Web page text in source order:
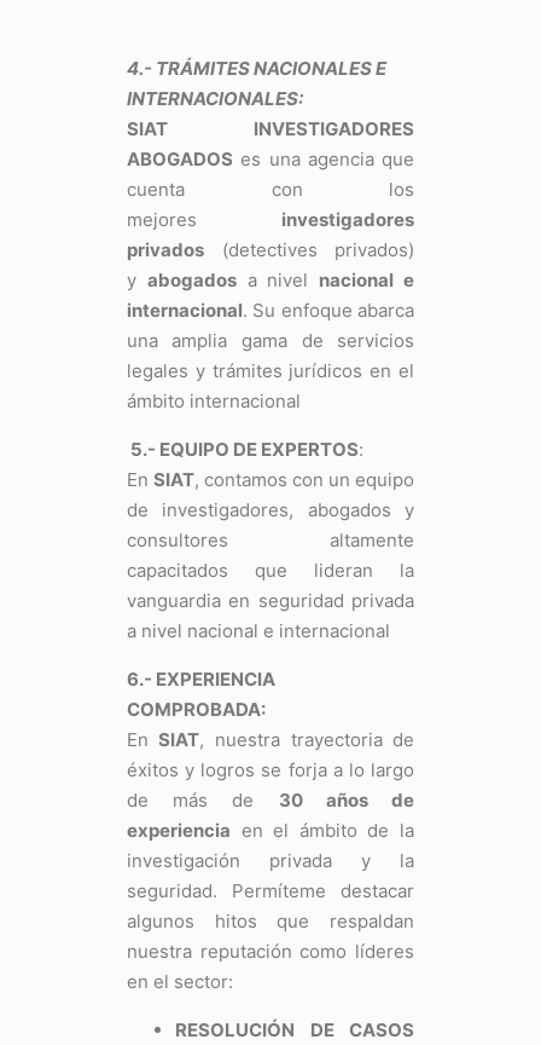
4.- TRÁMITES NACIONALES E
INTERNACIONALES:
SIAT INVESTIGADORES
ABOGADOS es una agencia que
cuenta con los
mejores investigadores
privados(detectives privados)
y abogadosa nivel nacional e
internacional. Su enfoque abarca
una amplia gama de servicios
legales y trámites jurídicos en el
ámbito internacional
5.- EQUIPO DE EXPERTOS:
En SIAT, contamos con un equipo
de investigadores, abogados y
consultores altamente
capacitados que lideran la
vanguardia en seguridad privada
a nivel nacional e internacional
6.- EXPERIENCIA
COMPROBADA:
EnSIAT, nuestra trayectoria de
éxitos y logros se forja a lo largo
de más de 30 años de
experiencia en el ámbito de la
investigación privada y la
seguridad. Permíteme destacar
algunos hitos que respaldan
nuestra reputación como líderes
en el sector:
RESOLUCIÓN DE CASOS